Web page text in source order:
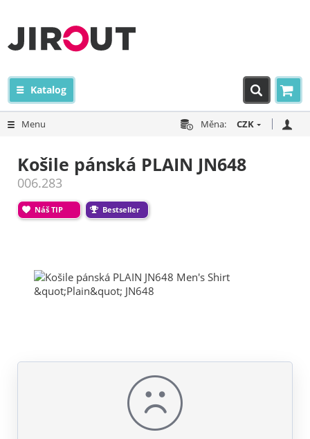
Katalog
Menu Měna: CZK
Košile pánská PLAIN JN648
006.283
Náš TIP Bestseller